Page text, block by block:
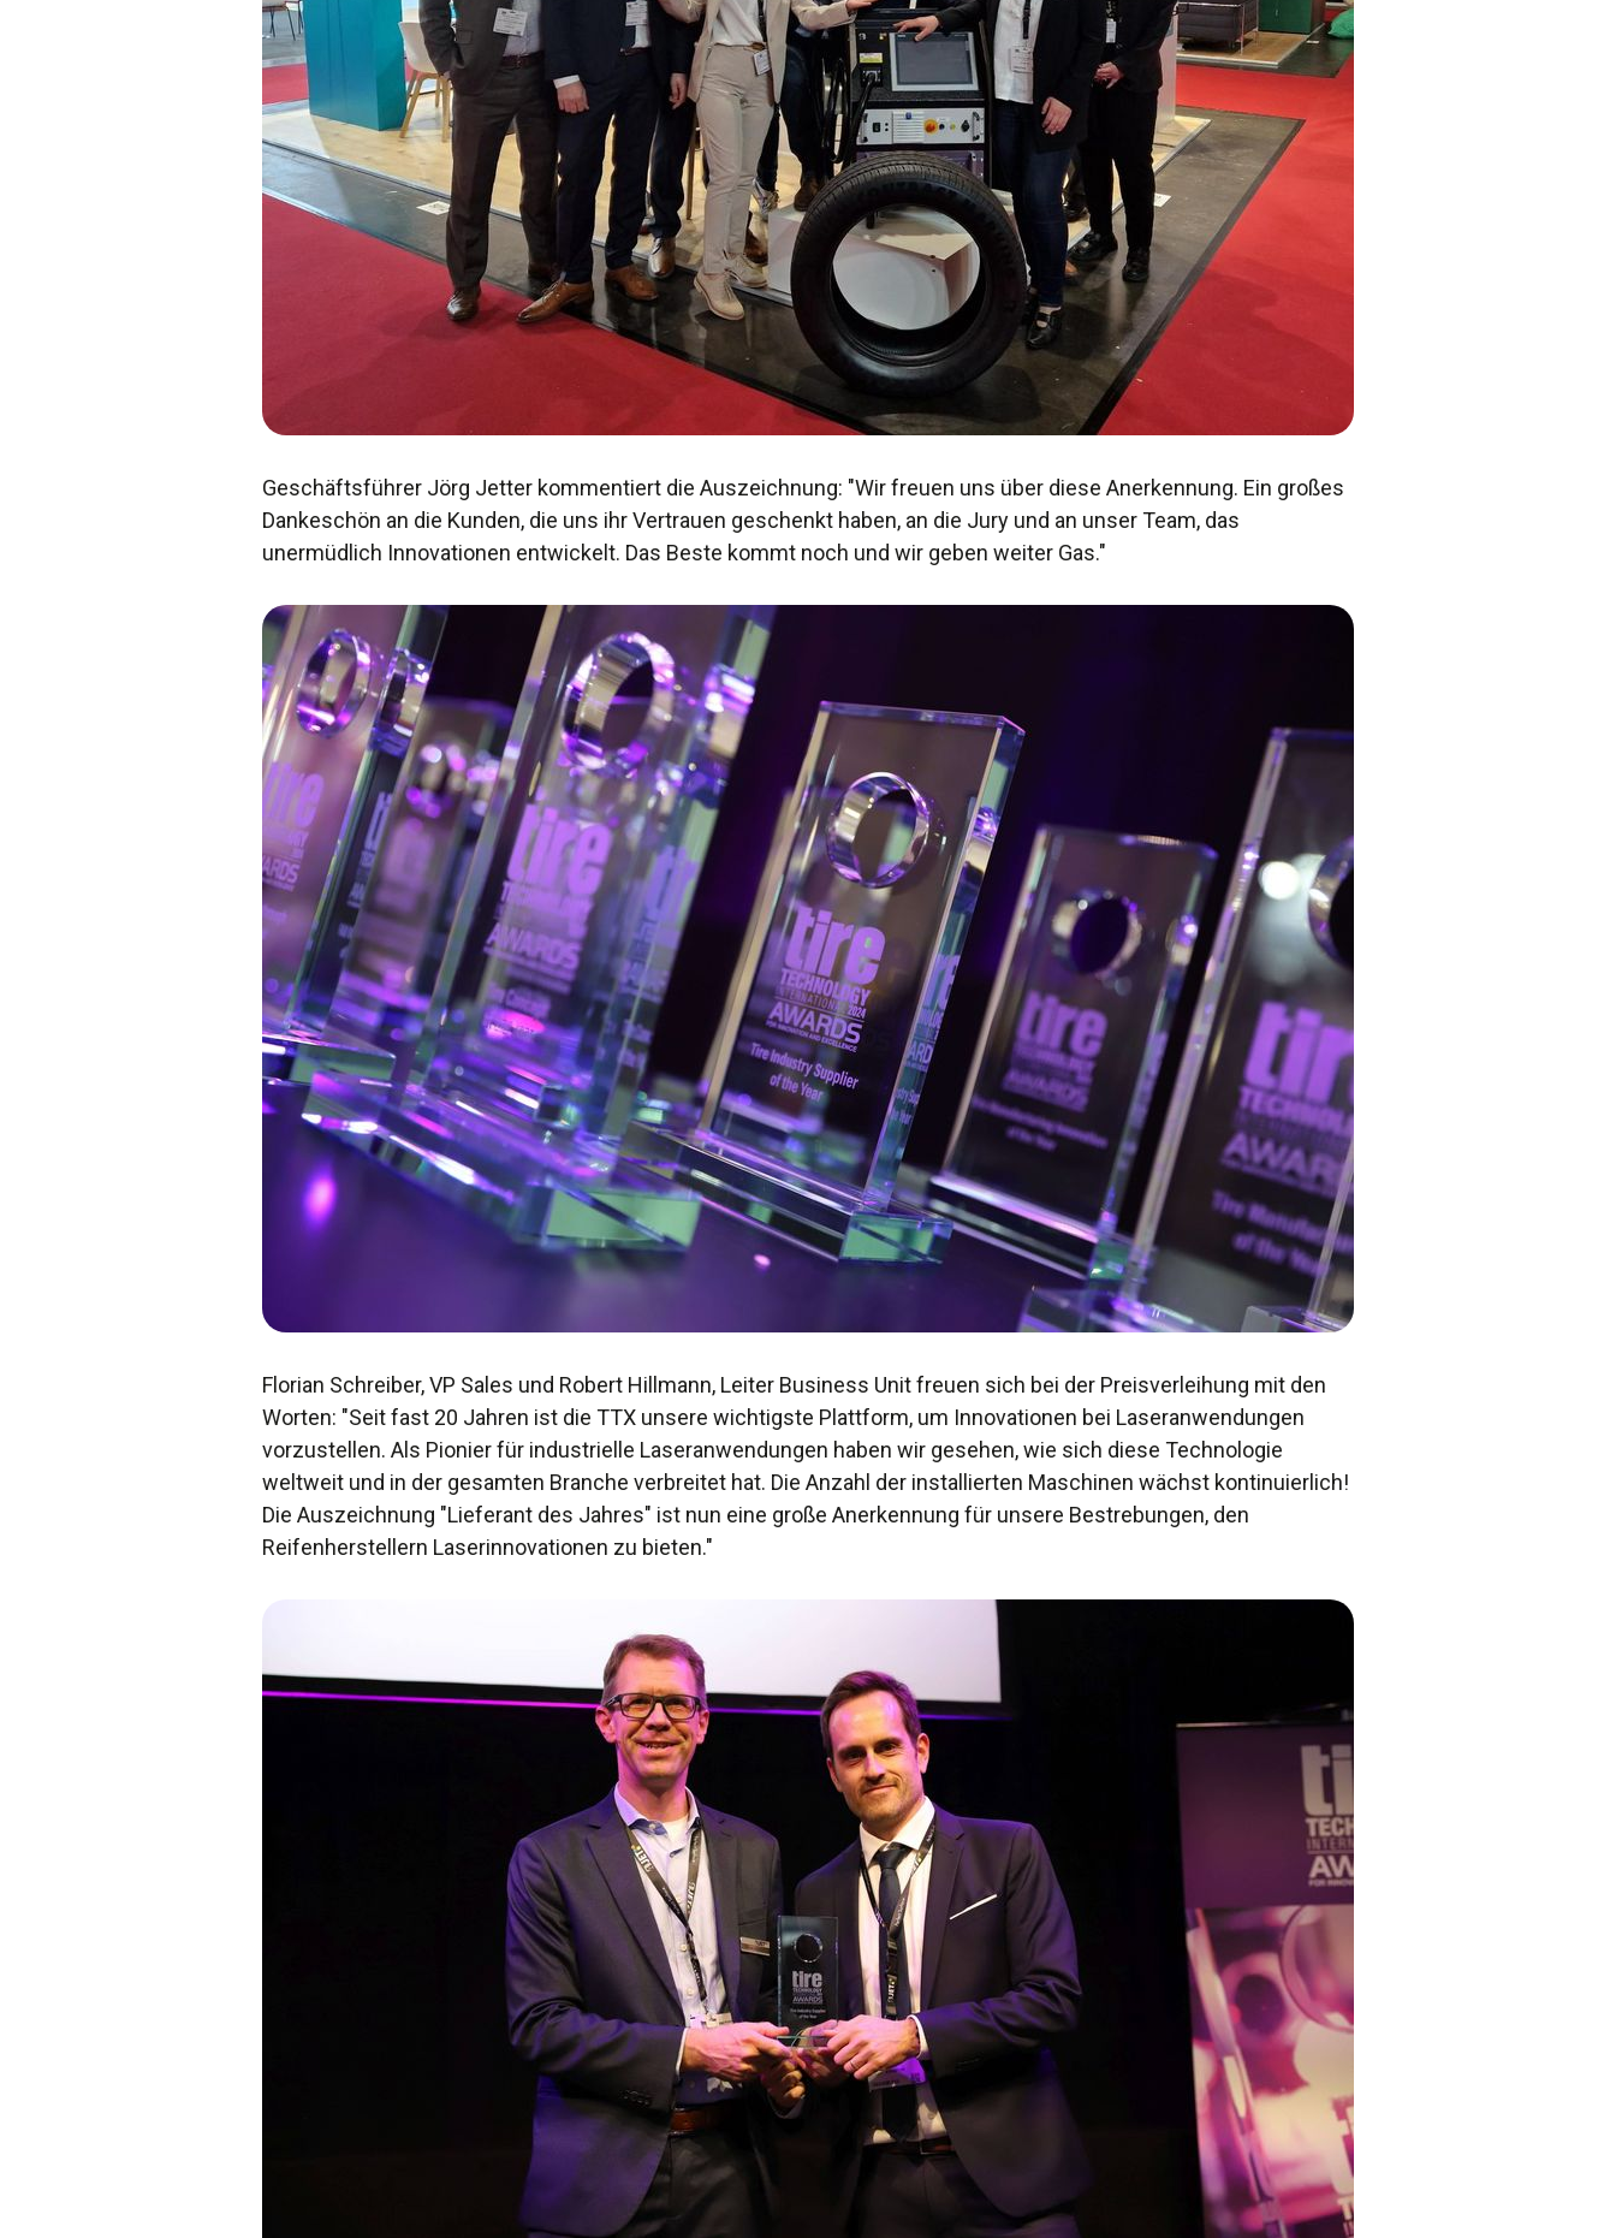
Geschäftsführer Jörg Jetter kommentiert die Auszeichnung: "Wir freuen uns über diese Anerkennung. Ein großes
Dankeschön an die Kunden, die uns ihr Vertrauen geschenkt haben, an die Jury und an unser Team, das
unermüdlich Innovationen entwickelt. Das Beste kommt noch und wir geben weiter Gas."
Florian Schreiber, VP Sales und Robert Hillmann, Leiter Business Unit freuen sich bei der Preisverleihung mit den
Worten: "Seit fast 20 Jahren ist die TTX unsere wichtigste Plattform, um Innovationen bei Laseranwendungen
vorzustellen. Als Pionier für industrielle Laseranwendungen haben wir gesehen, wie sich diese Technologie
weltweit und in der gesamten Branche verbreitet hat. Die Anzahl der installierten Maschinen wächst kontinuierlich!
Die Auszeichnung "Lieferant des Jahres" ist nun eine große Anerkennung für unsere Bestrebungen, den
Reifenherstellern Laserinnovationen zu bieten."